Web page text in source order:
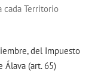
cada Territorio
del Impuesto
Álava (art. 65)